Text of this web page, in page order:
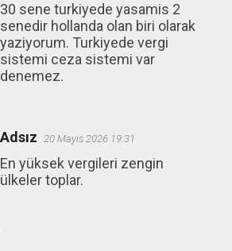
30 sene turkiyede yasamis 2
senedir hollanda olan biri olarak
yaziyorum. Turkiyede vergi
sistemi ceza sistemi var
denemez.
Adsız 20 Mayıs 2026 19:31
En yüksek vergileri zengin
ülkeler toplar.